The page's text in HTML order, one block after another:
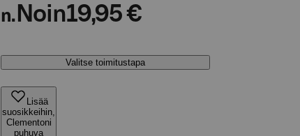
n. Noin19,95 €
Valitse toimitustapa
Lisää
suosikkeihin,
Clementoni
puhuva